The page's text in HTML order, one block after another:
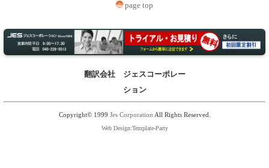
page top
翻訳会社 ジェスコーポレー
ション
Copyright© 1999 Jes Corporation All Rights Reserved.
Web Design:Template-Party